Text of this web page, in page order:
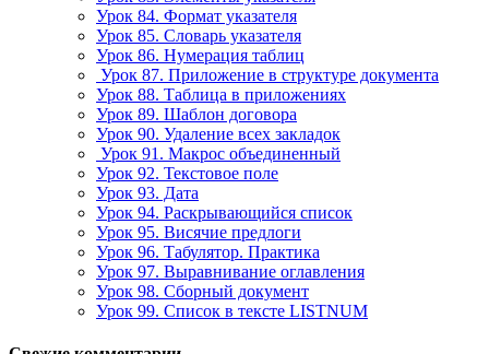
Урок 84. Формат указателя
Урок 85. Словарь указателя
Урок 86. Нумерация таблиц
Урок 87. Приложение в структуре документа
Урок 88. Таблица в приложениях
Урок 89. Шаблон договора
Урок 90. Удаление всех закладок
Урок 91. Макрос объединенный
Урок 92. Текстовое поле
Урок 93. Дата
Урок 94. Раскрывающийся список
Урок 95. Висячие предлоги
Урок 96. Табулятор. Практика
Урок 97. Выравнивание оглавления
Урок 98. Сборный документ
Урок 99. Список в тексте LISTNUM